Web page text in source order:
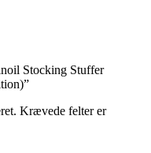
Stocking Stuffer
Krævede felter er